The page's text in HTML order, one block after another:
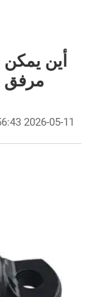
أين
مرفق
2026-05-11 02:56:43